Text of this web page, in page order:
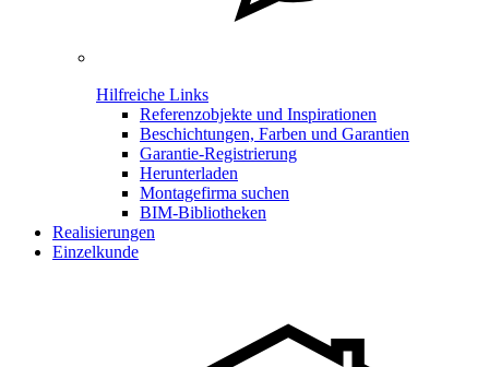
Hilfreiche Links
Referenzobjekte und Inspirationen
Beschichtungen, Farben und Garantien
Garantie-Registrierung
Herunterladen
Montagefirma suchen
BIM-Bibliotheken
Realisierungen
Einzelkunde